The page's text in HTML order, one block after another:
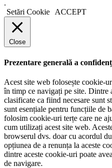
.
Setări Cookie
ACCEPT
Close
Prezentare generală a
Acest site web folosește cookie-
în timp ce navigați pe site. Dintre
clasificate ca fiind necesare sunt
sunt esențiale pentru funcțiile de
folosim cookie-uri terțe care ne
cum utilizați acest site web.
browserul dvs. doar cu acordul
opțiunea de a renunța la aceste
dintre aceste cookie-uri poate
de navigare.